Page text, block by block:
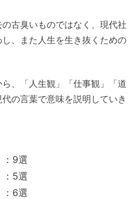
古臭いものではなく、現代社
、また人生を生き抜くための
、「人生観」「仕事観」「道
の言葉で意味を説明していき
：9選
：5選
：6選